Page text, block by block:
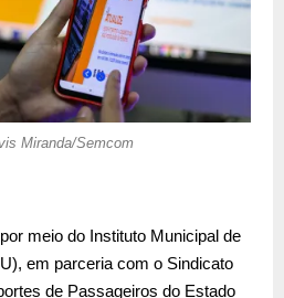
Miranda/Semcom
meio do Instituto Municipal de
em parceria com o Sindicato
de Passageiros do Estado